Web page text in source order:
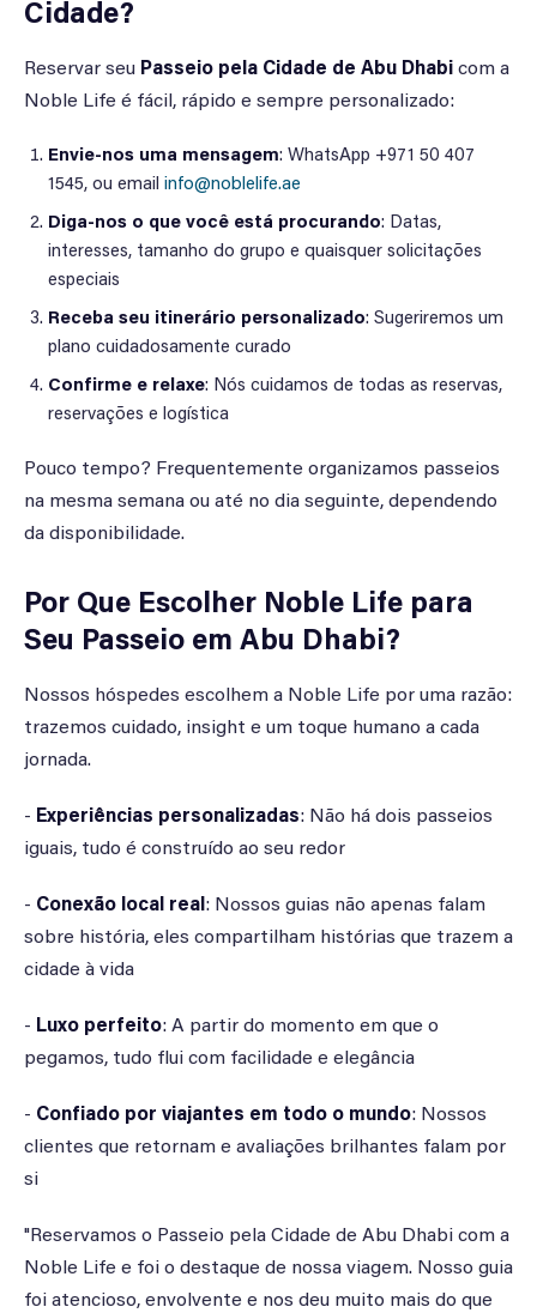
Cidade?
Reservar seu Passeio pela Cidade de Abu Dhabi com a
Noble Life é fácil, rápido e sempre personalizado:
Envie-nos uma mensagem: WhatsApp +971 50 407
1545, ou email info@noblelife.ae
Diga-nos o que você está procurando: Datas,
interesses, tamanho do grupo e quaisquer solicitações
especiais
Receba seu itinerário personalizado: Sugeriremos um
plano cuidadosamente curado
Confirme e relaxe: Nós cuidamos de todas as reservas,
reservações e logística
Pouco tempo? Frequentemente organizamos passeios
na mesma semana ou até no dia seguinte, dependendo
da disponibilidade.
Por Que Escolher Noble Life para
Seu Passeio em Abu Dhabi?
Nossos hóspedes escolhem a Noble Life por uma razão:
trazemos cuidado, insight e um toque humano a cada
jornada.
- Experiências personalizadas: Não há dois passeios
iguais, tudo é construído ao seu redor
- Conexão local real : Nossos guias não apenas falam
sobre história, eles compartilham histórias que trazem a
cidade à vida
- Luxo perfeito: A partir do momento em que o
pegamos, tudo flui com facilidade e elegância
- Confiado por viajantes em todo o mundo: Nossos
clientes que retornam e avaliações brilhantes falam por
si
"Reservamos o Passeio pela Cidade de Abu Dhabi com a
Noble Life e foi o destaque de nossa viagem. Nosso guia
foi atencioso, envolvente e nos deu muito mais do que